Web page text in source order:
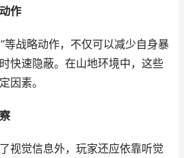
作
等战略动作，不仅可以减少自身暴
快速隐蔽。在山地环境中，这些
因素。
视觉信息外，玩家还应依靠听觉